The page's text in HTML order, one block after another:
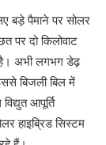
बड़े पैमाने पर सोलर
पर दो किलोवाट
है। अभी लगभग डेढ़
बिजली बिल में
आपूर्ति
हाइब्रिड सिस्टम